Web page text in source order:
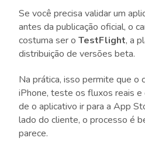
Se você precisa validar um
antes da publicação oficial, o
costuma ser o TestFlight, a
distribuição de versões beta.
Na prática, isso permite que o
iPhone, teste os fluxos reais
de o aplicativo ir para a App
lado do cliente, o processo é
parece.